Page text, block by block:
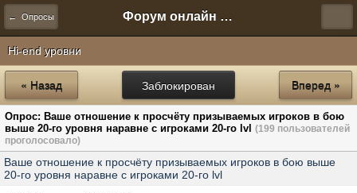
← Опросы Форум онлайн игры "Новая Эра" (Нюра Биз)
Hi-end уровни
Заблокирован
« Назад Вперед »
Опрос: Ваше отношение к просчёту призываемых игроков в бою
выше 20-го уровня наравне с игроками 20-го lvl (199 пользователей
проголосовало)
Ваше отношение к просчёту призываемых игроков в бою выше
20-го уровня наравне с игроками 20-го lvl